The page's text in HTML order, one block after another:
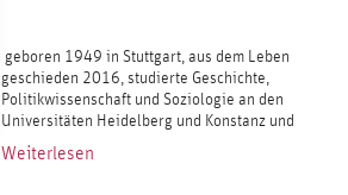
geboren 1949 in Stuttgart, aus dem Leben
geschieden 2016, studierte Geschichte,
Politikwissenschaft und Soziologie an den
Universitäten Heidelberg und Konstanz und
lehrte ab 1991 in Mannheim. Seit 2005
war er ordentlicher Professor für...
Weiterlesen